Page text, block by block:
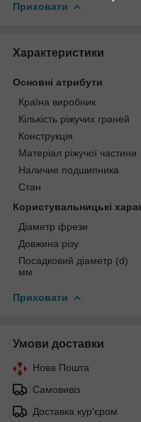
Приховати
Характеристики
Основні атрибути
Країна виробник
Кількість ріжучих граней
Конструкція
Матеріал ріжучої частини
Наличие подшипника
Стан
Користувальницькі
Діаметр фрези
Довжина різу
Посадковий діаметр (d)
мм
Приховати
Умови доставки
Нова Пошта
Самовивіз
Доставка кур'єром